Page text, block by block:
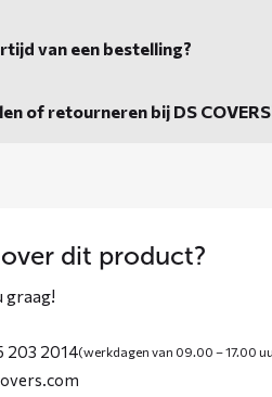
van een bestelling?
of retourneren bij DS
dit product?
graag!
203 2014(werkdagen van 09.00 – 17.00